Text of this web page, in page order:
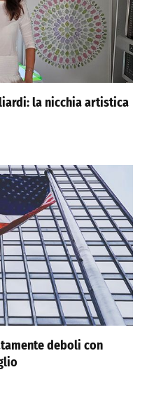
la nicchia artistica
deboli con